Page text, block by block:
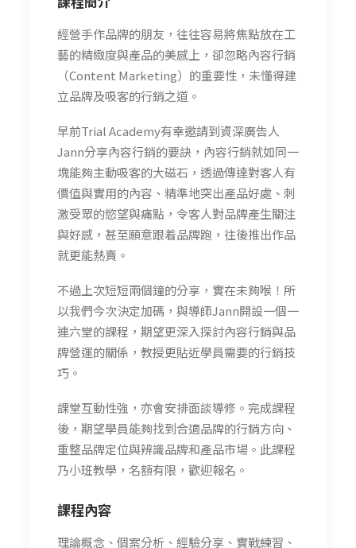
經營手作品牌的朋友，往往容易將焦點放在工
藝的精緻度與產品的美感上，卻忽略內容行銷
（Content Marketing）的重要性，未懂得建
立品牌及吸客的行銷之道。
早前Trial Academy有幸邀請到資深廣告人
Jann分享內容行銷的要訣，內容行銷就如同一
塊能夠主動吸客的大磁石，透過傳達對客人有
價值與實用的內容、精準地突出產品好處、刺
激受眾的慾望與痛點，令客人對品牌產生關注
與好感，甚至願意跟着品牌跑，往後推出作品
就更能熱賣。
不過上次短短兩個鐘的分享，實在未夠喉！所
以我們今次決定加碼，與導師Jann開設一個一
連六堂的課程，期望更深入探討內容行銷與品
牌營運的關係，教授更貼近學員需要的行銷技
巧。
課堂互動性強，亦會安排面談導修。 完成課程
後，期望學員能夠找到合適品牌的行銷方向、
重整品牌定位與辨識品牌和產品市場。此課程
乃小班教學，名額有限，歡迎報名。
課程內容
理論概念、個案分析、經驗分享、實戰練習、